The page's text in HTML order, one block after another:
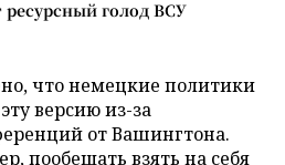
ресурсный голод ВСУ
что немецкие политики
версию из-за
от Вашингтона.
пообещать взять на себя